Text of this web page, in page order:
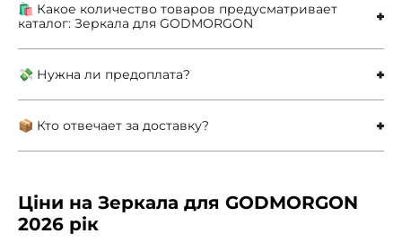
🛍 Какое количество товаров предусматривает
каталог: Зеркала для GODMORGON
💸 Нужна ли предоплата?
📦 Кто отвечает за доставку?
Ціни на Зеркала для GODMORGON
2026 рік